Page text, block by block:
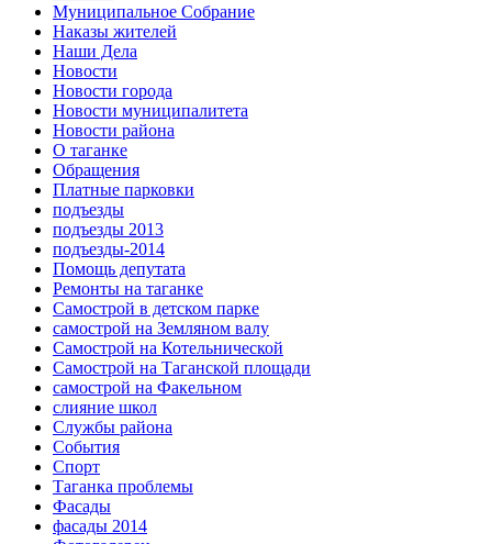
Муниципальное Собрание
Наказы жителей
Наши Дела
Новости
Новости города
Новости муниципалитета
Новости района
О таганке
Обращения
Платные парковки
подъезды
подъезды 2013
подъезды-2014
Помощь депутата
Ремонты на таганке
Самострой в детском парке
самострой на Земляном валу
Самострой на Котельнической
Самострой на Таганской площади
самострой на Факельном
слияние школ
Службы района
События
Спорт
Таганка проблемы
Фасады
фасады 2014